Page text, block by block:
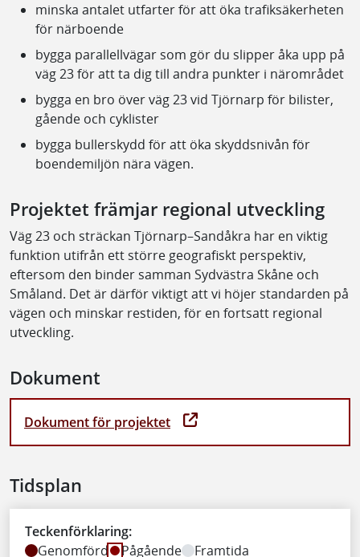
minska antalet utfarter för att öka trafiksäkerheten
för närboende
bygga parallellvägar som gör du slipper åka upp på
väg 23 för att ta dig till andra punkter i närområdet
bygga en bro över väg 23 vid Tjörnarp för bilister,
gående och cyklister
bygga bullerskydd för att öka skyddsnivån för
boendemiljön nära vägen.
Projektet främjar regional utveckling
Väg 23 och sträckan Tjörnarp–Sandåkra har en viktig
funktion utifrån ett större geografiskt perspektiv,
eftersom den binder samman Sydvästra Skåne och
Småland. Det är därför viktigt att vi höjer standarden på
vägen och minskar restiden, för en fortsatt regional
utveckling.
Dokument
Dokument för projektet
Tidsplan
Teckenförklaring:
Genomförd
Pågående Framtida